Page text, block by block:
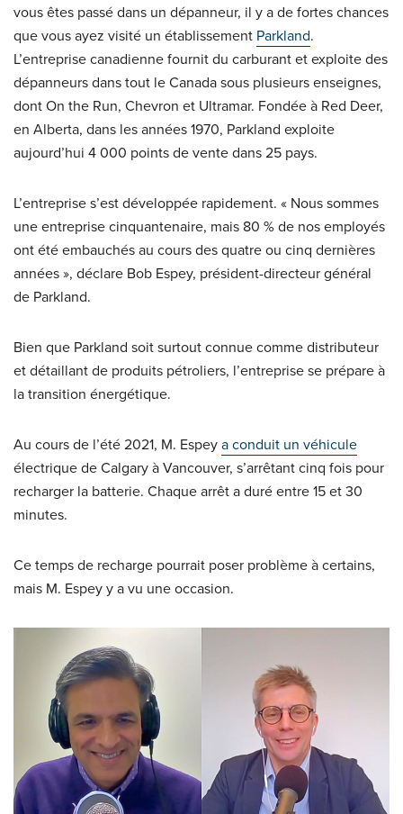
vous êtes passé dans un dépanneur, il y a de fortes chances
que vous ayez visité un établissement Parkland.
L’entreprise canadienne fournit du carburant et exploite des
dépanneurs dans tout le Canada sous plusieurs enseignes,
dont On the Run, Chevron et Ultramar. Fondée à Red Deer,
en Alberta, dans les années 1970, Parkland exploite
aujourd’hui 4 000 points de vente dans 25 pays.
L’entreprise s’est développée rapidement. « Nous sommes
une entreprise cinquantenaire, mais 80 % de nos employés
ont été embauchés au cours des quatre ou cinq dernières
années », déclare Bob Espey, président-directeur général
de Parkland.
Bien que Parkland soit surtout connue comme distributeur
et détaillant de produits pétroliers, l’entreprise se prépare à
la transition énergétique.
Au cours de l’été 2021, M. Espeya conduit un véhicule
électrique de Calgary à Vancouver, s’arrêtant cinq fois pour
recharger la batterie. Chaque arrêt a duré entre 15 et 30
minutes.
Ce temps de recharge pourrait poser problème à certains,
mais M. Espey y a vu une occasion.